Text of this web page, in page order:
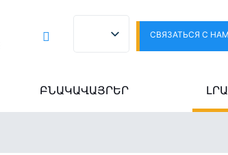
СВЯЗАТЬСЯ С
ԲՆԱԿԱՎԱՅՐԵՐ